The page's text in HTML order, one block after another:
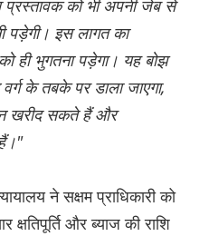
प्रस्तावक को भी अपनी जेब से
पड़ेगी। इस लागत का
ही भुगतना पड़ेगा। यह बोझ
के तबके पर डाला जाएगा,
खरीद सकते हैं और
ने सक्षम प्राधिकारी को
और ब्याज की राशि